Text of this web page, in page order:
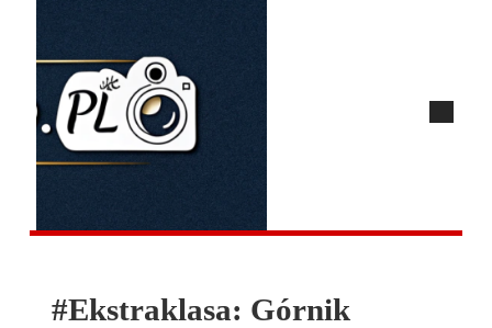
#Ekstraklasa: Górnik